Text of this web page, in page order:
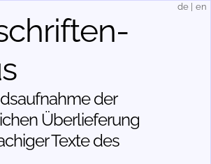
der
Über­lieferung
Texte des
de en